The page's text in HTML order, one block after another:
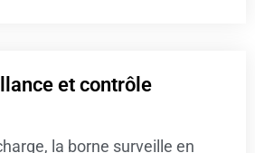
et contrôle
la borne surveille en